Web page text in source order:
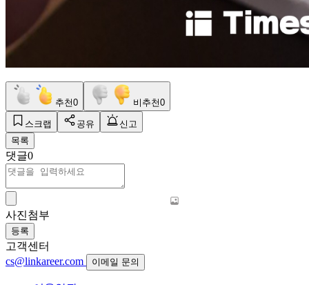
추천0 비추천0
스크랩 공유
신고
목록
댓글0
사진첨부
등록
고객센터
cs@linkareer.com
이메일 문의